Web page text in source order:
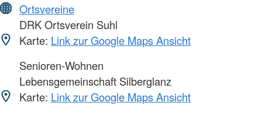
Ortsvereine
DRK Ortsverein Suhl
Karte: Link zur Google Maps Ansicht
Senioren-Wohnen
Lebensgemeinschaft Silberglanz
Karte: Link zur Google Maps Ansicht